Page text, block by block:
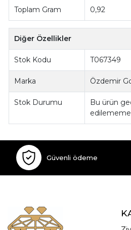
Toplam Gram 0,92
Diğer Özellikler
Stok Kodu T067349
Marka Özdemir
Stok Durumu
Bu ürün
Güvenli ödeme